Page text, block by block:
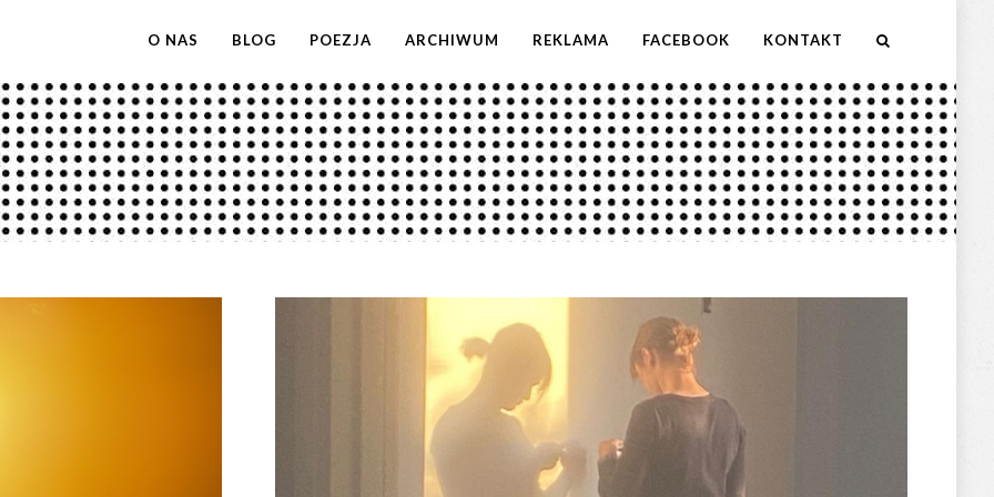
O NAS BLOG POEZJA ARCHIWUM REKLAMA FACEBOOK KONTAKT